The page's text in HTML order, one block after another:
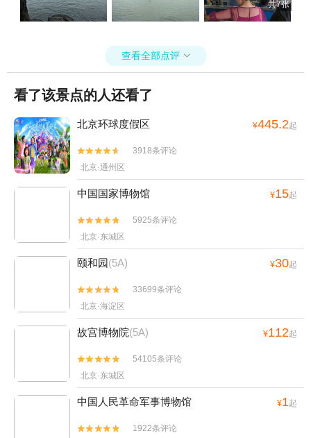
共7张
查看全部点评 
看了该景点的人还看了
北京环球度假区 ¥445.2起


3918条评论
北京·通州区
中国国家博物馆 ¥15起


5925条评论
北京·东城区
颐和园(5A) ¥30起


33699条评论
北京·海淀区
故宫博物院(5A) ¥112起


54105条评论
北京·东城区
中国人民革命军事博物馆 ¥1起

 1922条评论